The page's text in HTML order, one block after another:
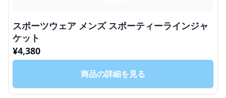
スポーツウェア メンズ スポーティーラインジャ
ケット
¥4,380
商品の詳細を見る